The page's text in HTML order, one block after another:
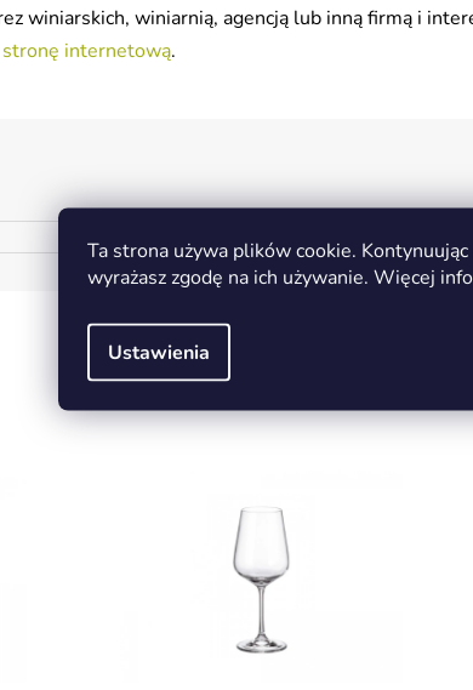
Ta strona używa plików cookie.
wyrażasz zgodę na ich używanie. Więcej
Ustawienia
winiarskich, winiarnią, agencją lub inną firmą i
stronę internetową.
Szkło
8593410065926
Możesz być